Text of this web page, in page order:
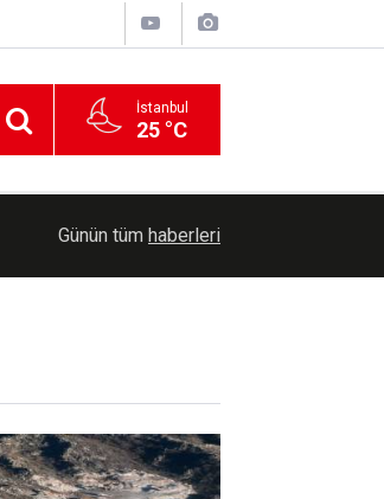
İstanbul
25 °C
Ceuta'daki kitlesel sınır geçişlerinde ölü sayısı
Günün tüm haberleri